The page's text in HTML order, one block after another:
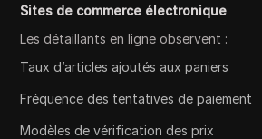
Sites de commerce électronique
Les détaillants en ligne observent :
Taux d’articles ajoutés aux paniers
Fréquence des tentatives de paiement
Modèles de vérification des prix